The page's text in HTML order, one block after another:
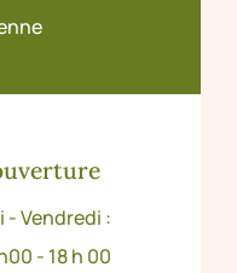
- Vendredi :
- 18 h 00